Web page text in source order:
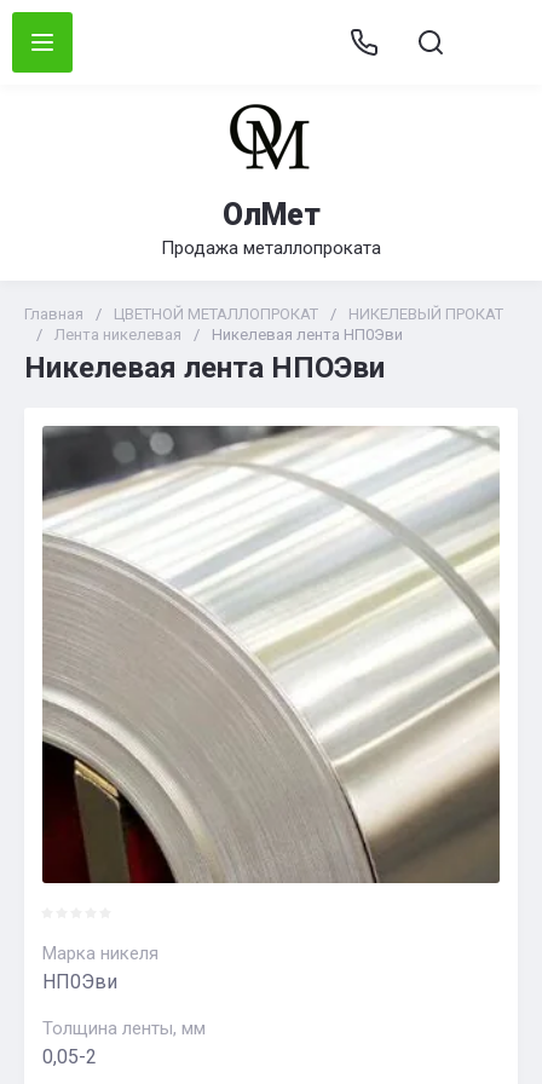
ОлМет
Продажа металлопроката
Главная / ЦВЕТНОЙ МЕТАЛЛОПРОКАТ /
НИКЕЛЕВЫЙ ПРОКАТ
/
Лента никелевая / Никелевая лента НП0Эви
Никелевая лента НПОЭви
Марка никеля
НП0Эви
Толщина ленты, мм
0,05-2